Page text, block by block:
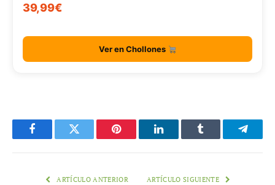
39,99€
Ver en Chollones
FacebookTwitter Pinterest LinkedInTumblr
ARTÍCULO ANTERIOR ARTÍCULO SIGUIENTE